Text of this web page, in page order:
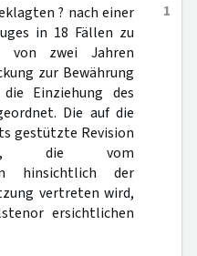
1
? nach einer
in 18 Fällen zu
von zwei Jahren
zur Bewährung
Einziehung des
Die auf die
gestützte Revision
die vom
hinsichtlich der
vertreten wird,
ersichtlichen